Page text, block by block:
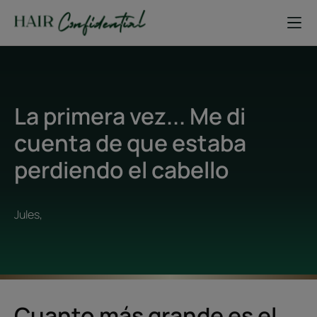
La primera vez... Me di
cuenta de que estaba
perdiendo el cabello
Jules,